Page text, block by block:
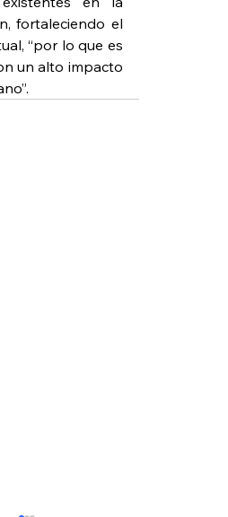
fortaleciendo el
“por lo que es
un alto impacto